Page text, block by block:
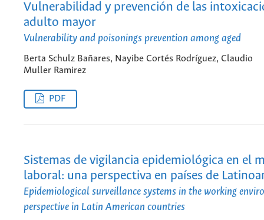
Vulnerabilidad y prevención de las
adulto mayor
Vulnerability and poisonings prevention among aged
Berta Schulz Bañares, Nayibe Cortés Rodríguez, Claudio
Muller Ramirez
PDF
Sistemas de vigilancia epidemiológica en el
laboral: una perspectiva en países de
Epidemiological surveillance systems in the working
perspective in Latin American countries